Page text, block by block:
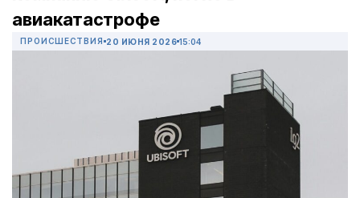
авиакатастрофе
ПРОИСШЕСТВИЯ 20 ИЮНЯ 2026 15:04